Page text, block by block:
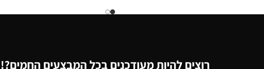
רוצים להיות מעודכנים בכל המבצעים החמים?!